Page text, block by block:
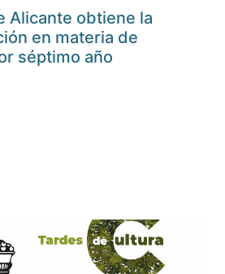
Alicante obtiene la
en materia de
séptimo año